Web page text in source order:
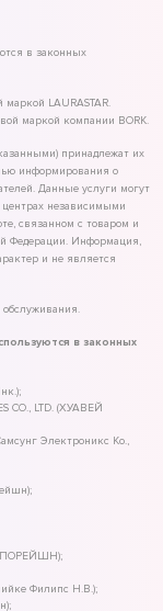
в законных
LAURASTAR.
маркой компании BORK.
принадлежат их
информирования о
Данные услуги могут
независимыми
связанном с товаром и
Федерации. Информация,
и не является
в законных
CO., LTD. (ХУАВЕЙ
Электроникс Ко.,
Филипс Н.В.);